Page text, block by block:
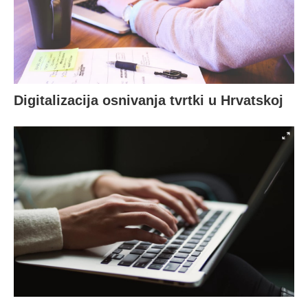
Digitalizacija osnivanja tvrtki u Hrvatskoj